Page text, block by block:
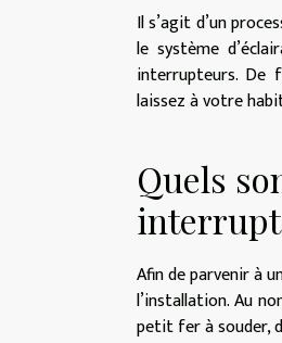
Il s’agit d’un
le système
interrupteurs. De
laissez à votre
Quels
Afin de parvenir à
l’installation. Au
petit fer à souder,